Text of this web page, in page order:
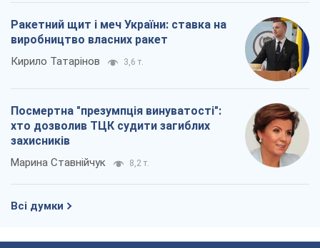
Ракетний щит і меч України: ставка на
виробництво власних ракет
Кирило Татарінов 3,6 т.
Посмертна "презумпція винуватості":
хто дозволив ТЦК судити загиблих
захисників
Марина Ставнійчук 8,2 т.
Всі думки